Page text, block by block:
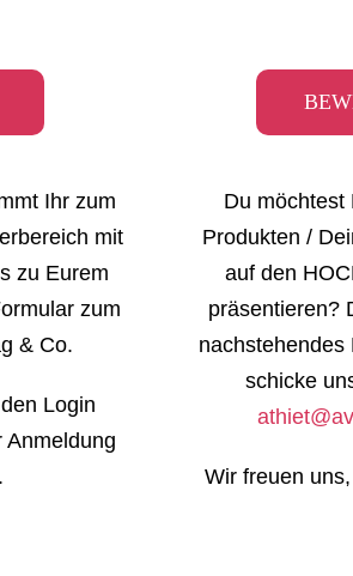
Ihr zum
mit
zu Eurem
zum
& Co.
Login
Anmeldung
Du möchtest
Produkten /
auf den
präsentieren?
nachstehendes
schicke
Wir freuen